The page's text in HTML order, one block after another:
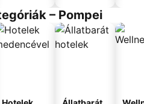
– Pompei